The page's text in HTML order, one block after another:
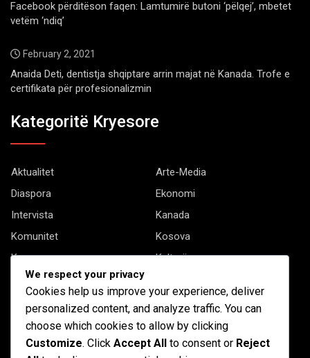
Facebook përditëson faqen: Lamtumirë butoni ‘pëlqej’, mbetet
vetëm ‘ndiq’
February 2, 2021
Anaida Deti, dentistja shqiptare arrin majat në Kanada. Trofe e
certifikata për profesionalizmin
Kategoritë Kryesore
Aktualitet
Arte-Media
Diaspora
Ekonomi
Intervista
Kanada
Komunitet
Kosova
Kryesore
Kulturë
Letërsi
Shqipëria
Shqiptarët në biznes
Stil Jete
Të tjera
We respect your privacy
Cookies help us improve your experience, deliver
personalized content, and analyze traffic. You can
choose which cookies to allow by clicking
Customize. Click Accept All to consent or Reject